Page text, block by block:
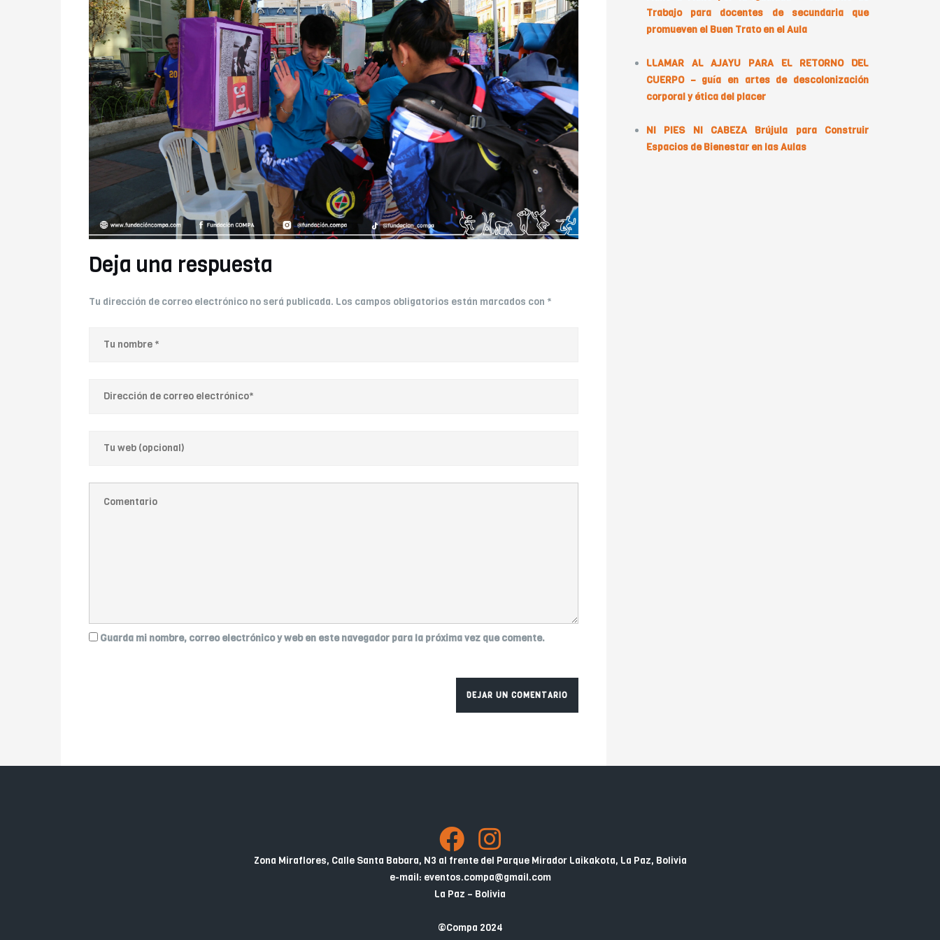
Deja una respuesta
Tu dirección de correo electrónico no será publicada. Los campos obligatorios están marcados con *
Guarda mi nombre, correo electrónico y web en este navegador para la próxima vez que comente.
Trabajo para docentes de secundaria que
promueven el Buen Trato en el Aula
LLAMAR AL AJAYU PARA EL RETORNO DEL
CUERPO – guía en artes de descolonización
corporal y ética del placer
NI PIES NI CABEZA Brújula para Construir
Espacios de Bienestar en las Aulas
Zona Miraflores, Calle Santa Babara, N3 al frente del Parque Mirador Laikakota, La Paz, Bolivia
e-mail: eventos.compa@gmail.com
La Paz – Bolivia
©Compa 2024